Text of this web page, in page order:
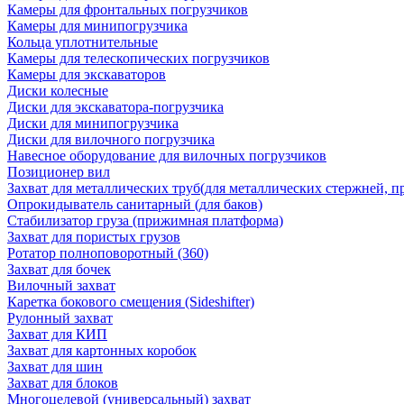
Камеры для фронтальных погрузчиков
Камеры для минипогрузчика
Кольца уплотнительные
Камеры для телескопических погрузчиков
Камеры для экскаваторов
Диски колесные
Диски для экскаватора-погрузчика
Диски для минипогрузчика
Диски для вилочного погрузчика
Навесное оборудование для вилочных погрузчиков
Позиционер вил
Захват для металлических труб(для металлических стержней,
Опрокидыватель санитарный (для баков)
Стабилизатор груза (прижимная платформа)
Захват для пористых грузов
Ротатор полноповоротный (360)
Захват для бочек
Вилочный захват
Каретка бокового смещения (Sideshifter)
Рулонный захват
Захват для КИП
Захват для картонных коробок
Захват для шин
Захват для блоков
Многоцелевой (универсальный) захват